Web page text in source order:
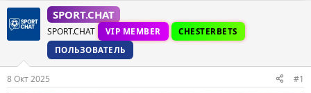
т
о
е
м
ы
т
а
н
а
ч
л
SPORT.CHAT
SPORT.CHAT VIP MEMBER
CHESTERBETS
ПОЛЬЗОВАТЕЛЬ
8 Окт 2025 #1